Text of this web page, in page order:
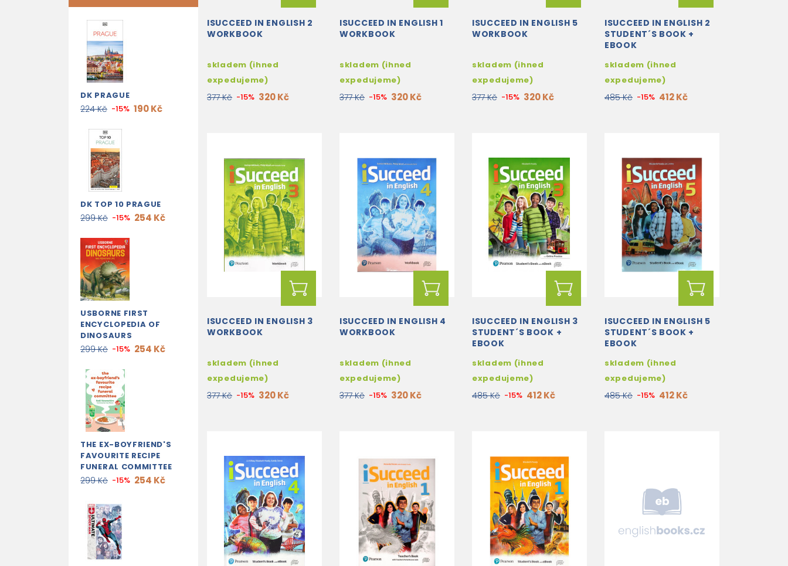
DK PRAGUE
224 Kč -15% 190 Kč
DK TOP 10 PRAGUE
299 Kč -15% 254 Kč
USBORNE FIRST
ENCYCLOPEDIA OF
DINOSAURS
299 Kč -15% 254 Kč
THE EX-BOYFRIEND'S
FAVOURITE RECIPE
FUNERAL COMMITTEE
299 Kč -15% 254 Kč
ISUCCEED IN ENGLISH 2
WORKBOOK
skladem (ihned
expedujeme)
377 Kč -15% 320 Kč
ISUCCEED IN ENGLISH 1
WORKBOOK
skladem (ihned
expedujeme)
377 Kč -15% 320 Kč
ISUCCEED IN ENGLISH 5
WORKBOOK
skladem (ihned
expedujeme)
377 Kč -15% 320 Kč
ISUCCEED IN ENGLISH 2
STUDENT´S BOOK +
EBOOK
skladem (ihned
expedujeme)
485 Kč -15% 412 Kč
ISUCCEED IN ENGLISH 3
WORKBOOK
skladem (ihned
expedujeme)
377 Kč -15% 320 Kč
ISUCCEED IN ENGLISH 4
WORKBOOK
skladem (ihned
expedujeme)
377 Kč -15% 320 Kč
ISUCCEED IN ENGLISH 3
STUDENT´S BOOK +
EBOOK
skladem (ihned
expedujeme)
485 Kč -15% 412 Kč
ISUCCEED IN ENGLISH 5
STUDENT´S BOOK +
EBOOK
skladem (ihned
expedujeme)
485 Kč -15% 412 Kč